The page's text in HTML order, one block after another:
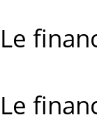
Le
Le